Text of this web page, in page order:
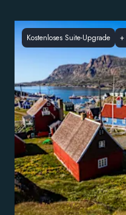
Kostenloses Suite-Upgrade +